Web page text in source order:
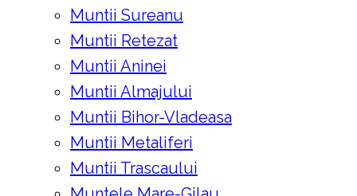
Muntii Sureanu
Muntii Retezat
Muntii Aninei
Muntii Almajului
Muntii Bihor-Vladeasa
Muntii Metaliferi
Muntii Trascaului